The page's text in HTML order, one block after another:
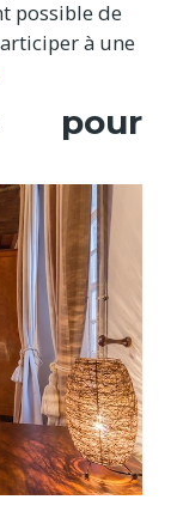
possible de
à une
pour